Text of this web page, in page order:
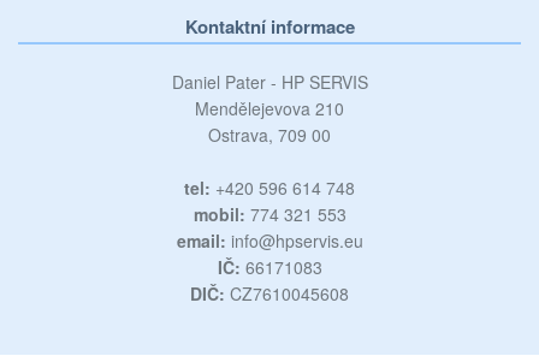
Kontaktní informace
Daniel Pater - HP SERVIS
Mendělejevova 210
Ostrava, 709 00
tel: +420 596 614 748
mobil: 774 321 553
email: info@hpservis.eu
IČ: 66171083
DIČ: CZ7610045608